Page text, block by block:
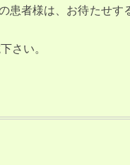
患者様は、お待たせす
さい。